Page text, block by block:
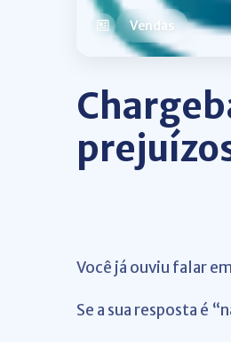
Vendas
Você já ouviu falar em
Se a sua resposta é